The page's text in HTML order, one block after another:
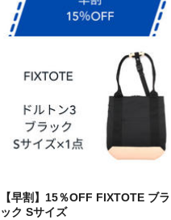
【早割】15％OFF FIXTOTE ブラ
ック Sサイズ